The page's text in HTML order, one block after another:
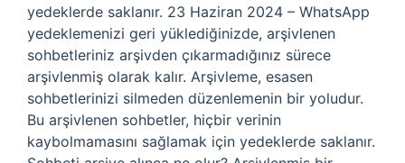
yedeklerde saklanır. 23 Haziran 2024 – WhatsApp
yedeklemenizi geri yüklediğinizde, arşivlenen
sohbetleriniz arşivden çıkarmadığınız sürece
arşivlenmiş olarak kalır. Arşivleme, esasen
sohbetlerinizi silmeden düzenlemenin bir yoludur.
Bu arşivlenen sohbetler, hiçbir verinin
kaybolmamasını sağlamak için yedeklerde saklanır.